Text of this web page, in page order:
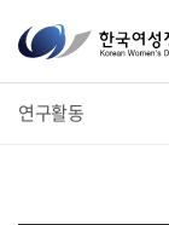
한
국
여
연구활동